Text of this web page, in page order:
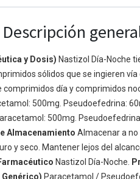
Descripción
y Dosis) Nastizol Día-Noche
sólidos que se ingieren vía
día y comprimidos
500mg. Pseudoefedrina:
500mg.
Almacenamiento Almacenar a no
y seco. Mantener lejos del
Nastizol Día-Noche.
Paracetamol /
de
un equipo de personas
la vida de todos a través de
grandes productos para
Nuestros productos están
y medianas empresas